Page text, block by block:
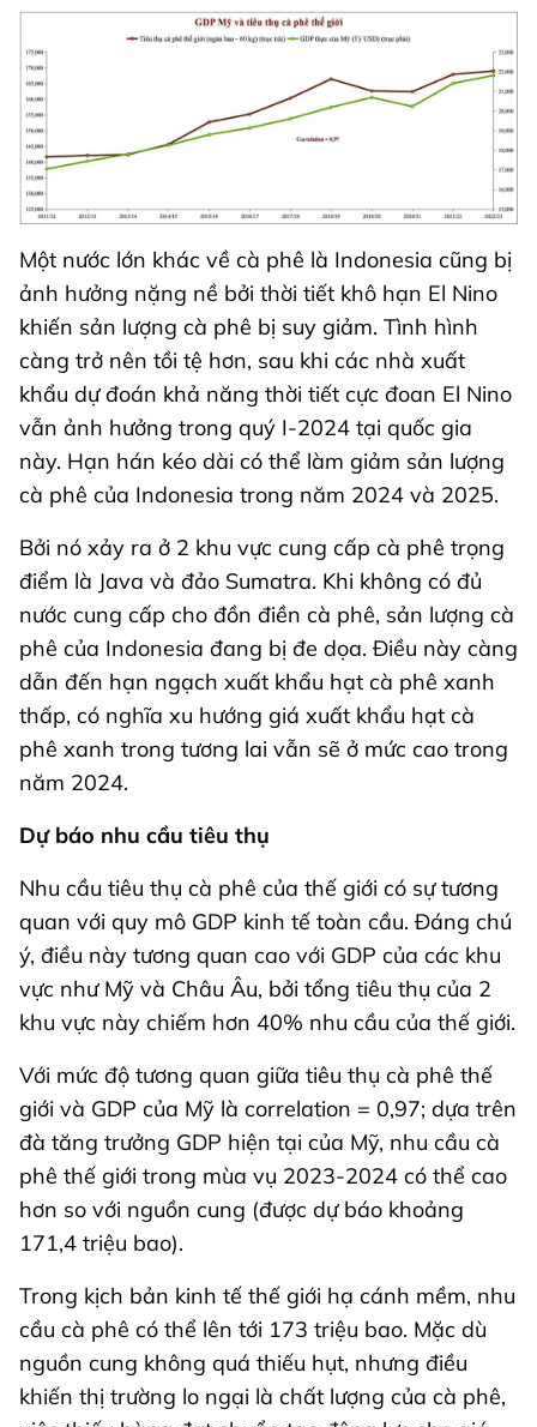
Một nước lớn khác về cà phê là Indonesia cũng bị
ảnh hưởng nặng nề bởi thời tiết khô hạn El Nino
khiến sản lượng cà phê bị suy giảm. Tình hình
càng trở nên tồi tệ hơn, sau khi các nhà xuất
khẩu dự đoán khả năng thời tiết cực đoan El Nino
vẫn ảnh hưởng trong quý I-2024 tại quốc gia
này. Hạn hán kéo dài có thể làm giảm sản lượng
cà phê của Indonesia trong năm 2024 và 2025.
Bởi nó xảy ra ở 2 khu vực cung cấp cà phê trọng
điểm là Java và đảo Sumatra. Khi không có đủ
nước cung cấp cho đồn điền cà phê, sản lượng cà
phê của Indonesia đang bị đe dọa. Điều này càng
dẫn đến hạn ngạch xuất khẩu hạt cà phê xanh
thấp, có nghĩa xu hướng giá xuất khẩu hạt cà
phê xanh trong tương lai vẫn sẽ ở mức cao trong
năm 2024.
Dự báo nhu cầu tiêu thụ
Nhu cầu tiêu thụ cà phê của thế giới có sự tương
quan với quy mô GDP kinh tế toàn cầu. Đáng chú
ý, điều này tương quan cao với GDP của các khu
vực như Mỹ và Châu Âu, bởi tổng tiêu thụ của 2
khu vực này chiếm hơn 40% nhu cầu của thế giới.
Với mức độ tương quan giữa tiêu thụ cà phê thế
giới và GDP của Mỹ là correlation = 0,97; dựa trên
đà tăng trưởng GDP hiện tại của Mỹ, nhu cầu cà
phê thế giới trong mùa vụ 2023-2024 có thể cao
hơn so với nguồn cung (được dự báo khoảng
171,4 triệu bao).
Trong kịch bản kinh tế thế giới hạ cánh mềm, nhu
cầu cà phê có thể lên tới 173 triệu bao. Mặc dù
nguồn cung không quá thiếu hụt, nhưng điều
khiến thị trường lo ngại là chất lượng của cà phê,